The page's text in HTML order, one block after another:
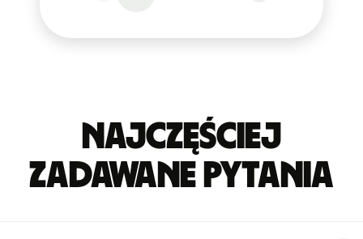
Najczęściej
zadawane pytania